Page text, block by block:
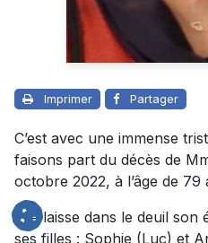
Imprimer Partager
C’est avec une immense
faisons part du décès de
octobre 2022, à l’âge de 79
Elle laisse dans le deuil
ses filles : Sophie (Luc) et